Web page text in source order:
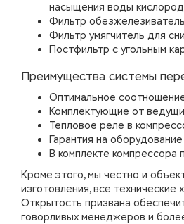
насыщения воды
Фильтр
Фильтр умягчитель для
Постфильтр с угольным
Преимущества системы
Оптимальное
Комплектующие от
Тепловое реле в
Гарантия на
В комплекте компрессора
Кроме этого, мы честно и
изготовления, все
Открытость призвана
говорливых менеджеров и